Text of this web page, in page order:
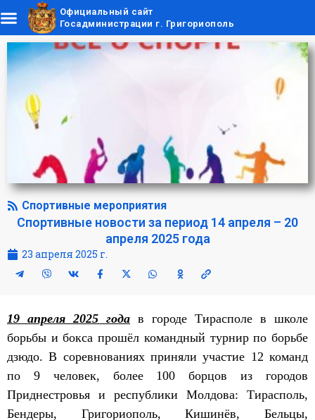
Официальный сайт
Госадминистрации г. Григориополь
Спортивные мероприятия
Спортивные новости за период 14 апреля – 20
апреля 2025 года
23 апреля 2025 г.
19 апреля 2025 года в городе Тирасполе в школе
борьбы и бокса прошёл командный турнир по борьбе
дзюдо. В соревнованиях приняли участие 12 команд
по 9 человек, более 100 борцов из городов
Приднестровья и республики Молдова: Тирасполь,
Бендеры, Григориополь, Кишинёв, Бельцы,